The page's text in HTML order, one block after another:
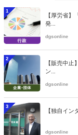
1
【厚労省
発...
dgsonline
2
【販売中
ン...
dgsonline
3
【独自イン
dgsonline